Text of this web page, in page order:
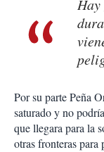
Hay
Por su parte Peña
saturado y no
que llegara para la
otras fronteras para